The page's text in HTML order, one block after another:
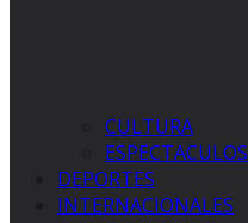
CULTURA
ESPECTACULOS
DEPORTES
INTERNACIONALES